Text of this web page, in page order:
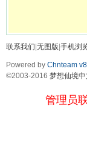
联系我们 无图版 手机浏
Powered by Chnteam
©2003-2016 梦想仙境
管理员